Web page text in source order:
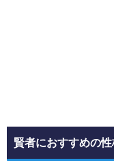
賢者におすすめの性